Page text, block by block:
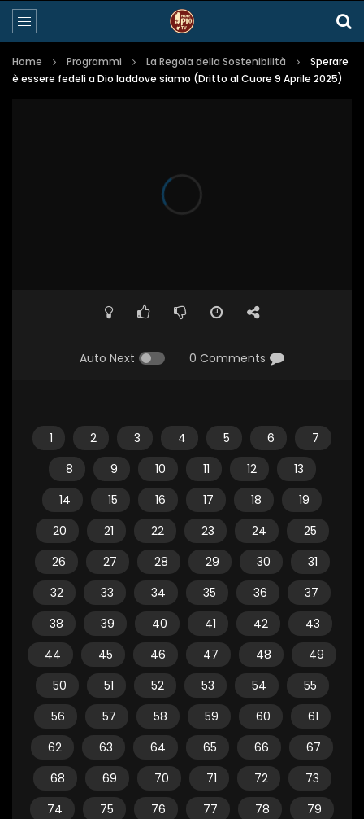
Home Programmi La Regola della Sostenibilità
Sperare
è essere fedeli a Dio laddove siamo (Dritto al Cuore 9 Aprile 2025)
Auto Next 0 Comments
1 2 3 4 5 6
7
8
9 10 11 12
13
14
15 16 17 18
19
20
21 22 23 24
25
26
27 28 29 30
31
32
33 34 35 36
37
38
39 40 41 42
43
44
45 46 47 48
49
50
51 52 53 54
55
56
57 58 59 60
61
62
63 64 65 66
67
68
69 70 71 72
73
74
75 76 77 78
79